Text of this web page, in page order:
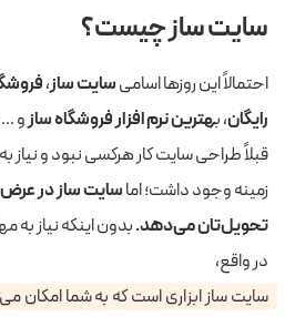
سایت ساز چیست؟
احتمالاً این روز‌ها اسامیسایت ساز،
رایگان، بهترین نرم افزار فروشگاه سازو …
قبلاً طراحی سایت کار هرکسی نبود و نیاز به
زمینه وجود داشت؛ اماسایت ساز در عرض
تحویل‌تان می‌دهد.بدون اینکه نیاز
در واقع،
سایت ساز ابزاری است که به شما امکان